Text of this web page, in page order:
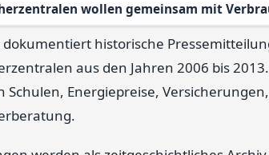
wollen gemeinsam mit
dokumentiert historische
aus den Jahren 2006 bis
Schulen, Energiepreise,